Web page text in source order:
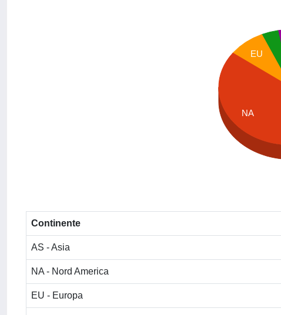
EU
NA
Continente
AS - Asia
NA - Nord America
EU - Europa